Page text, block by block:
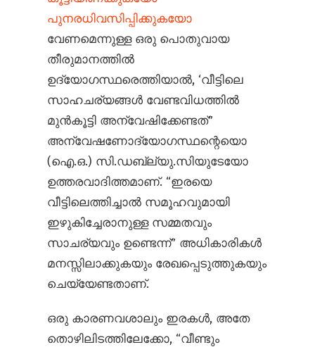
പുനരധിവസിപ്പിക്കുകയോ
വേണമെന്നുള്ള ഒരു പൊതുവായ
തീരുമാനത്തിൽ
ഉദ്യോഗസ്ഥരെത്തിയാൽ, ‘വീട്ടിലെ
സാഹചര്യങ്ങൾ വേണ്ടവിധത്തിൽ
മുൻ‌കൂട്ടി അന്വേഷിക്കേണ്ടത്”
അന്വേഷണോദ്യോഗസ്ഥന്റെയൊ
(ഐ.ഒ.‌) സി.ഡബ്ല്യു.സിയുടേയോ
ഉത്തരവാദിത്തമാണ്. “ഇരയെ
വീട്ടിലെത്തിച്ചാൽ സമൂഹവുമായി
ഇഴുകിച്ചേരാനുള്ള സമ്മതവും
സാചര്യവും ഉണ്ടെന്ന്” അധികാരികൾ
മനസ്സിലാക്കുകയും രേഖപ്പെടുത്തുകയും
ചെയ്യേണ്ടതാണ്.
ഒരു കാരണവശാലും ഇരകൾ, അതേ
തൊഴിലിടത്തിലേക്കോ, “വീണ്ടും